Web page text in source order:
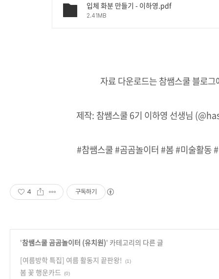
입체 화분 만들기 - 이하영.pdf
2.41MB
자료 다운로드는 참쌤스쿨 블로그
제작: 참쌤스쿨 6기 이하영 선생님
#참쌤스쿨 #곰곰놀이터 #봄 #미술활동
4 구독하기
'참쌤스쿨 곰곰놀이터 (유치원)' 카테고리의 다른 글
[여름방학 특집] 여름 활동지 끝판왕!
(1)
봄 꽃 행운카드 (0)